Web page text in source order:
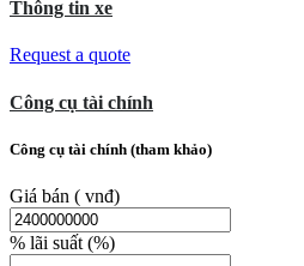
Thông tin xe
Request a quote
Công cụ tài chính
Công cụ tài chính (tham khảo)
Giá bán ( vnđ)
% lãi suất (%)